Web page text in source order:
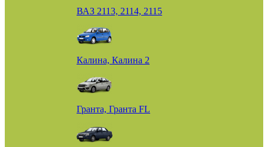
ВАЗ 2113, 2114, 2115
Калина, Калина 2
Гранта, Гранта FL